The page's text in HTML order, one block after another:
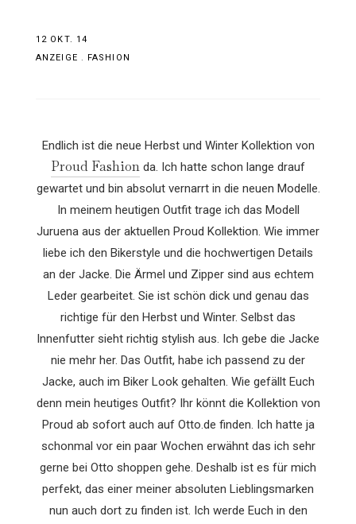
12 OKT. 14
ANZEIGE . FASHION
Endlich ist die neue Herbst und Winter Kollektion von
Proud Fashion da. Ich hatte schon lange drauf
gewartet und bin absolut vernarrt in die neuen Modelle.
In meinem heutigen Outfit trage ich das Modell
Juruena aus der aktuellen Proud Kollektion. Wie immer
liebe ich den Bikerstyle und die hochwertigen Details
an der Jacke. Die Ärmel und Zipper sind aus echtem
Leder gearbeitet. Sie ist schön dick und genau das
richtige für den Herbst und Winter. Selbst das
Innenfutter sieht richtig stylish aus. Ich gebe die Jacke
nie mehr her. Das Outfit, habe ich passend zu der
Jacke, auch im Biker Look gehalten. Wie gefällt Euch
denn mein heutiges Outfit? Ihr könnt die Kollektion von
Proud ab sofort auch auf Otto.de finden. Ich hatte ja
schonmal vor ein paar Wochen erwähnt das ich sehr
gerne bei Otto shoppen gehe. Deshalb ist es für mich
perfekt, das einer meiner absoluten Lieblingsmarken
nun auch dort zu finden ist. Ich werde Euch in den